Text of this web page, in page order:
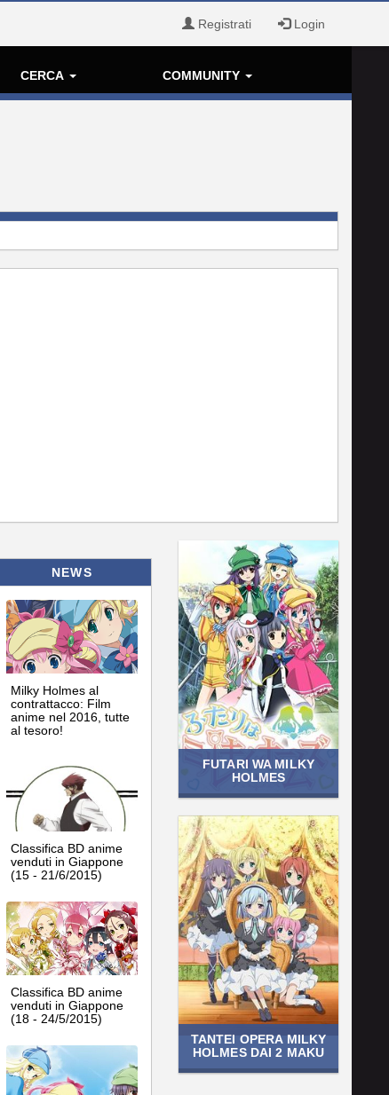
Registrati Login
CERCA COMMUNITY
NEWS
Milky Holmes al
contrattacco: Film
anime nel 2016, tutte
al tesoro!
Classifica BD anime
venduti in Giappone
(15 - 21/6/2015)
Classifica BD anime
venduti in Giappone
(18 - 24/5/2015)
FUTARI WA MILKY
HOLMES
TANTEI OPERA MILKY
HOLMES DAI 2 MAKU